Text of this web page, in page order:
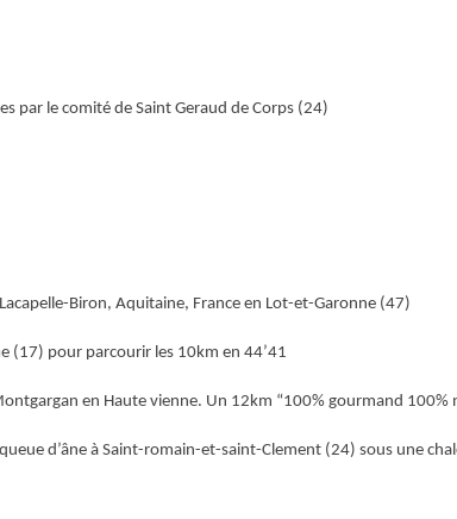
par le comité de Saint Geraud de Corps (24)
Biron, Aquitaine, France en Lot-et-Garonne (47)
(17) pour parcourir les 10km en 44’41
en Haute vienne. Un 12km “100% gourmand 100%
d’âne à Saint-romain-et-saint-Clement (24) sous une